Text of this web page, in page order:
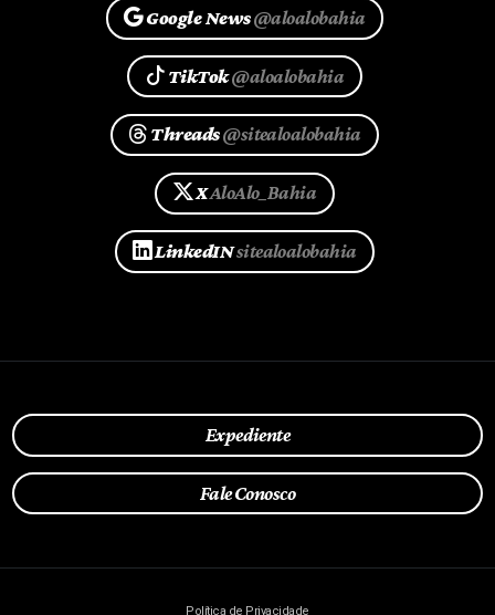
Google News@aloalobahia
TikTok@aloalobahia
Threads@sitealoalobahia
XAloAlo_Bahia
LinkedINsitealoalobahia
Expediente
Fale Conosco
Política de Privacidade